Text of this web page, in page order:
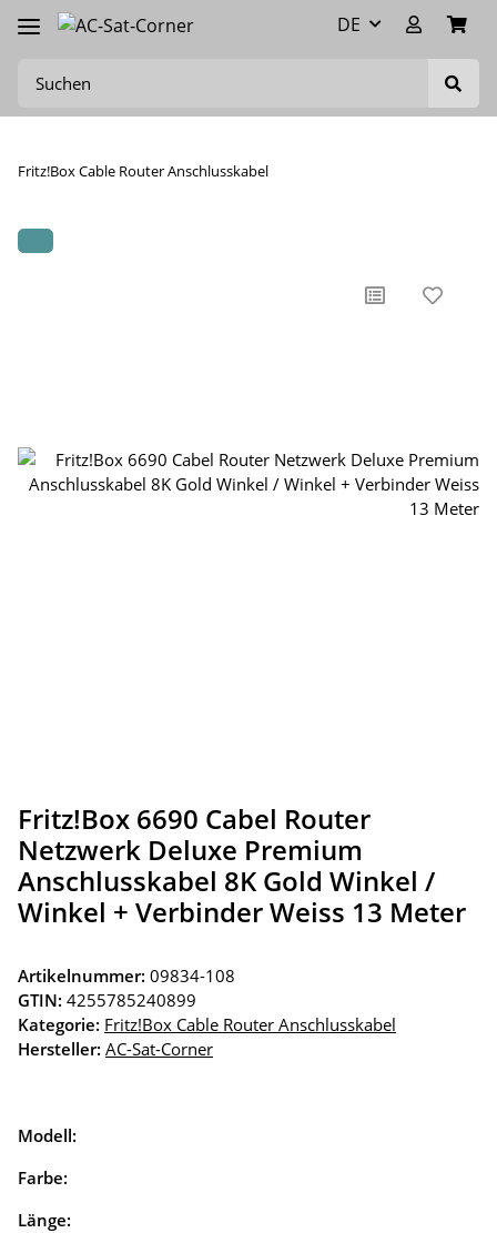
DE
Fritz!Box Cable Router Anschlusskabel
Fritz!Box 6690 Cabel Router
Netzwerk Deluxe Premium
Anschlusskabel 8K Gold Winkel /
Winkel + Verbinder Weiss 13 Meter
Artikelnummer: 09834-108
GTIN: 4255785240899
Kategorie: Fritz!Box Cable Router Anschlusskabel
Hersteller: AC-Sat-Corner
Modell:
Farbe:
Länge: